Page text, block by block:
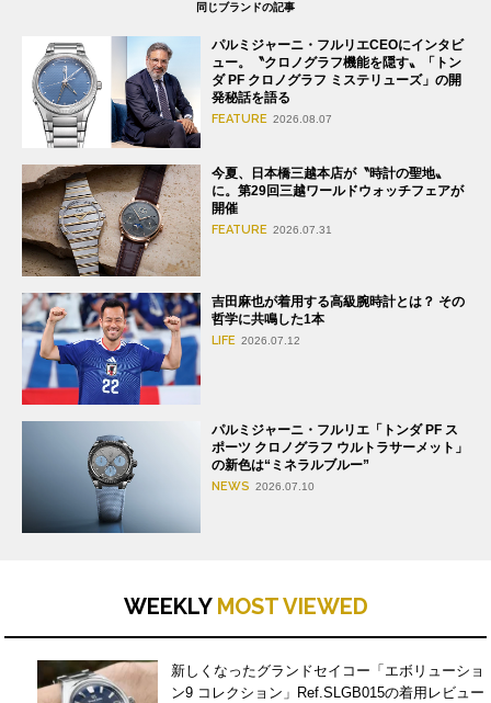
同じブランドの記事
パルミジャーニ・フルリエCEOにインタビ
ュー。〝クロノグラフ機能を隠す〟「トン
ダ PF クロノグラフ ミステリューズ」の開
発秘話を語る
FEATURE 2026.08.07
今夏、日本橋三越本店が〝時計の聖地〟
に。第29回三越ワールドウォッチフェアが
開催
FEATURE 2026.07.31
吉田麻也が着用する高級腕時計とは？ その
哲学に共鳴した1本
LIFE 2026.07.12
パルミジャーニ・フルリエ「トンダ PF ス
ポーツ クロノグラフ ウルトラサーメット」
の新色は“ミネラルブルー”
NEWS 2026.07.10
WEEKLY MOST VIEWED
新しくなったグランドセイコー「エボリューショ
ン9 コレクション」Ref.SLGB015の着用レビュー